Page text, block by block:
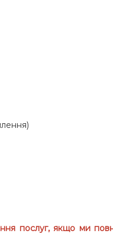
послуг, якщо ми